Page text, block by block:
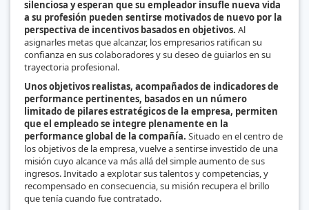
silenciosa y esperan que su empleador insufle nueva vida
a su profesión pueden sentirse motivados de nuevo por la
perspectiva de incentivos basados en objetivos. Al
asignarles metas que alcanzar, los empresarios ratifican su
confianza en sus colaboradores y su deseo de guiarlos en su
trayectoria profesional.
Unos objetivos realistas, acompañados de indicadores de
performance pertinentes, basados en un número
limitado de pilares estratégicos de la empresa, permiten
que el empleado se integre plenamente en la
performance global de la compañía. Situado en el centro de
los objetivos de la empresa, vuelve a sentirse investido de una
misión cuyo alcance va más allá del simple aumento de sus
ingresos. Invitado a explotar sus talentos y competencias, y
recompensado en consecuencia, su misión recupera el brillo
que tenía cuando fue contratado.